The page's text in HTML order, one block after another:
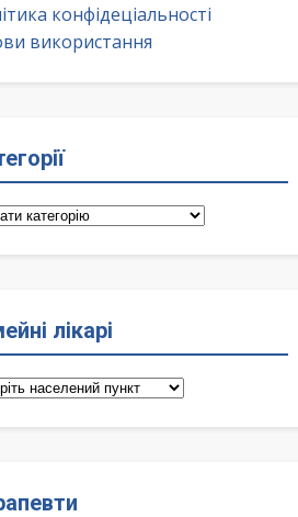
конфідеціальності
використання
лікарі